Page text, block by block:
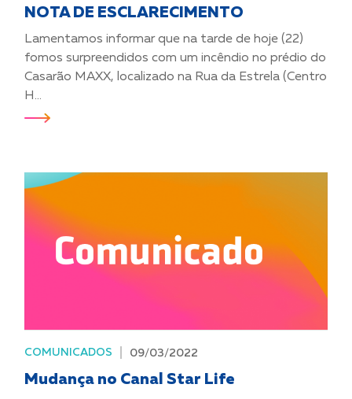
NOTA DE ESCLARECIMENTO
Lamentamos informar que na tarde de hoje (22)
fomos surpreendidos com um incêndio no prédio do
Casarão MAXX, localizado na Rua da Estrela (Centro
H...
COMUNICADOS 09/03/2022
Mudança no Canal Star Life